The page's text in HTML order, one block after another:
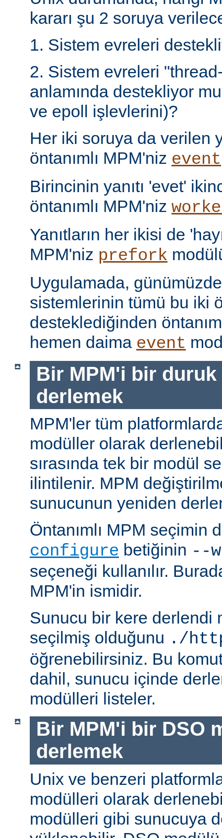
kararı şu 2 soruya
1. Sistem evreleri
2. Sistem evreleri
anlamında destekliyor
ve epoll işlevlerini)?
Her iki soruya da verilen
öntanımlı MPM'niz event
Birincinin yanıtı 'evet'
öntanımlı MPM'niz
Yanıtların her ikisi de
MPM'niz prefork
Uygulamada,
sistemlerinin tümü bu iki
desteklediğinden
hemen daima event
Bir MPM'i bir
derlemek
MPM'ler tüm
modüller olarak
sırasında tek bir modül
ilintilenir. MPM
sunucunun yeniden
Öntanımlı MPM seçimin
configure betiğinin --
seçeneği kullanılır.
MPM'in ismidir.
Sunucu bir kere derlendi
seçilmiş olduğunu ./
öğrenebilirsiniz. Bu
dahil, sunucu içinde
modülleri listeler.
Bir MPM'i bir DSO
derlemek
Unix ve benzeri
modülleri olarak
modülleri gibi sunucuya